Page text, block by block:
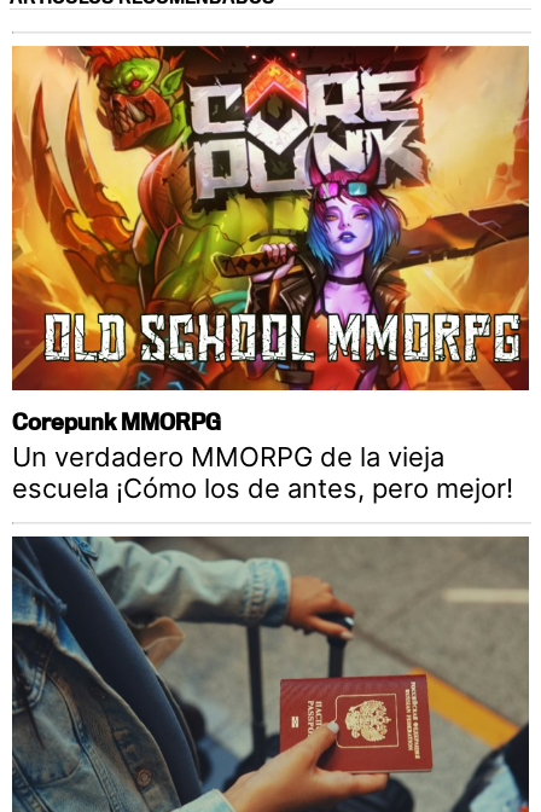
Corepunk MMORPG
Un verdadero MMORPG de la vieja
escuela ¡Cómo los de antes, pero mejor!